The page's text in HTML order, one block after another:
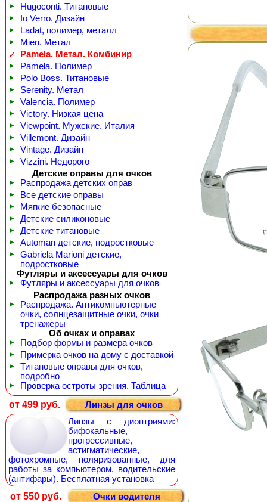
► Hugoconti. Титановые
► Io Verro. Дизайн
► Ladat, полимер, металл
►
Mien. Метал
✓
Pamela. Метал. Комбинир
► Pamela. Полимер
► Polo Boss. Титановые
► Serenity. Метал
► Valencia. Полимер
► Victory. Низкая цена
► Viewpoint. Мужские. Италия
► Villemont. Дизайн
► Vintage. Дизайн
►
Vizzini. Недорого
Детские оправы для очков
► Распродажа детских оправ
► Все детские оправы
► Мягкие безопасные
► Детские силиконовые
► Детские титановые
► Automan детские, подростковые
►
Gabriela Marioni детские,
подростковые
Футляры и аксессуары для очков
►
Футляры и аксессуары для очков
Распродажа разных очков
►
Распродажа. Антикомпьютерные
очки, солнцезащитные очки, очки
тренажеры
Об очках и оправах
► Подбор формы и размера очков
► Примерка очков на дому с доставкой
►
Титановые оправы для очков,
подробно
► Проверка остроты зрения. Таблица
от 499 руб.
Линзы для очков
Линзы с диоптриями:
бифокальные,
прогрессивные,
астигматические,
фотохромные, поляризованные, для
работы за компьютером, водительские
(антифары). Бесплатная установка
от 550 руб.
Очки водителя